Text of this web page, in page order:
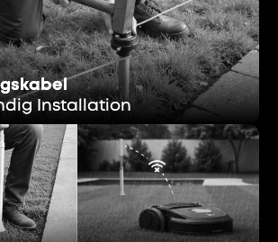
Installation
Installation